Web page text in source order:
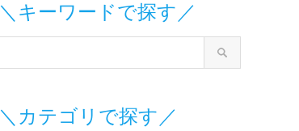
＼キーワードで探す／
＼カテゴリで探す／